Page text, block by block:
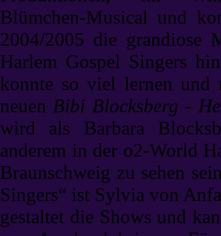
Blümchen-Musical und
2004/2005 die grandiose
Harlem Gospel Singers
konnte so viel lernen und
neuen Bibi Blocksberg -
wird als Barbara
anderem in der o2-World
Braunschweig zu sehen
Singers“ ist Sylvia von
gestaltet die Shows und